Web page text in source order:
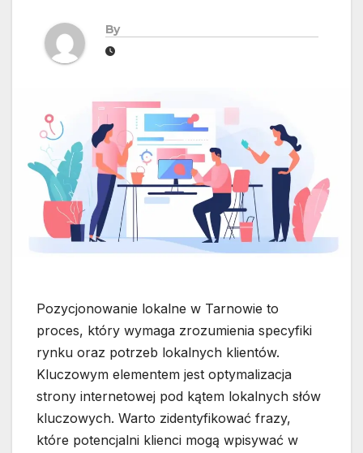
By
Pozycjonowanie lokalne w Tarnowie to
proces, który wymaga zrozumienia specyfiki
rynku oraz potrzeb lokalnych klientów.
Kluczowym elementem jest optymalizacja
strony internetowej pod kątem lokalnych słów
kluczowych. Warto zidentyfikować frazy,
które potencjalni klienci mogą wpisywać w